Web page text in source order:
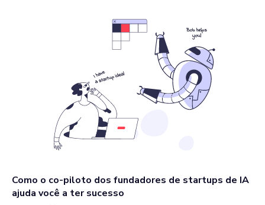
Como o co-piloto dos fundadores de startups de IA
ajuda você a ter sucesso